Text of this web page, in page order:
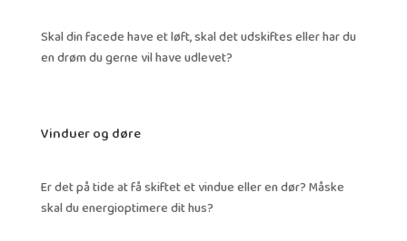
Skal din facede have et løft, skal det udskiftes eller har du
en drøm du gerne vil have udlevet?
Vinduer og døre
Er det på tide at få skiftet et vindue eller en dør? Måske
skal du energioptimere dit hus?